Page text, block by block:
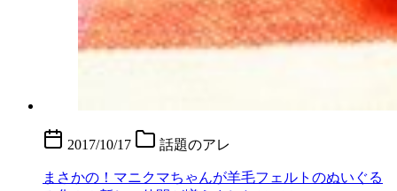
2017/10/17 話題のアレ
まさかの！マニクマちゃんが羊毛フェルトのぬいぐる